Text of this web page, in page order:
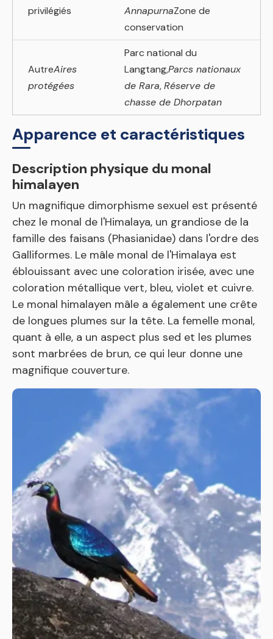
privilégiés
AnnapurnaZone de
conservation
AutreAires
protégées
Parc national du
Langtang,Parcs nationaux
de Rara,Réserve de
chasse de Dhorpatan
Apparence et caractéristiques
Description physique du monal
himalayen
Un magnifique dimorphisme sexuel est présenté
chez le monal de l'Himalaya, un grandiose de la
famille des faisans (Phasianidae) dans l'ordre des
Galliformes. Le mâle monal de l'Himalaya est
éblouissant avec une coloration irisée, avec une
coloration métallique vert, bleu, violet et cuivre.
Le monal himalayen mâle a également une crête
de longues plumes sur la tête. La femelle monal,
quant à elle, a un aspect plus sed et les plumes
sont marbrées de brun, ce qui leur donne une
magnifique couverture.